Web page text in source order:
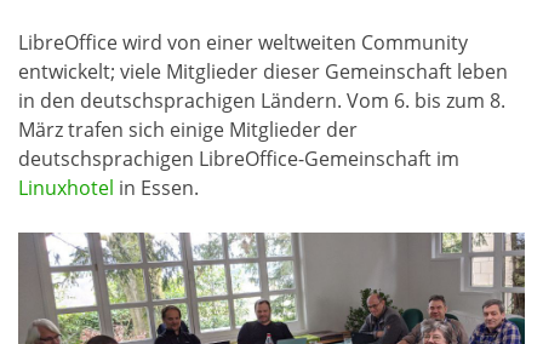
LibreOffice wird von einer weltweiten Community
entwickelt; viele Mitglieder dieser Gemeinschaft leben
in den deutschsprachigen Ländern. Vom 6. bis zum 8.
März trafen sich einige Mitglieder der
deutschsprachigen LibreOffice-Gemeinschaft im
Linuxhotel in Essen.